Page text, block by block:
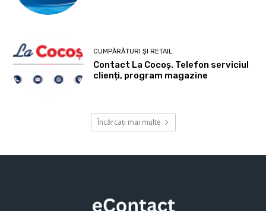
CUMPĂRĂTURI ȘI RETAIL
Contact La Cocoș. Telefon serviciul
clienți, program magazine
Încărcați mai multe